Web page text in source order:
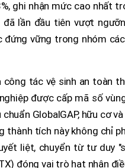
ghi nhận mức cao nhất
lần đầu tiên vượt
vững trong nhóm
công tác vệ sinh an toàn
được cấp mã số
GlobalGAP, hữu cơ
thành tích này không chỉ
liệt, chuyển từ tư duy
đóng vai trò hạt nhân